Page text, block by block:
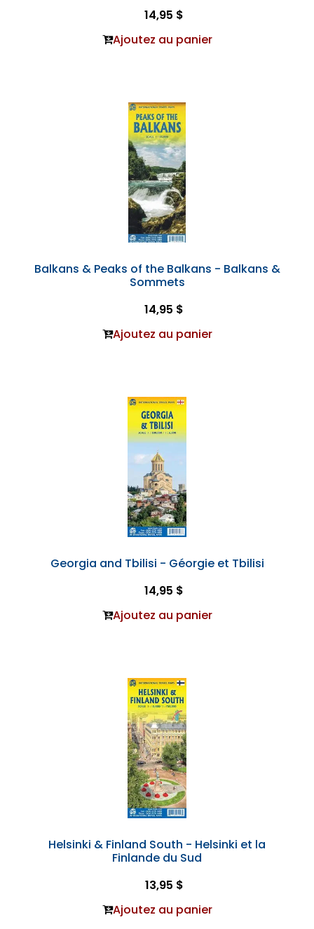
14,95 $
Ajoutez au panier
Balkans & Peaks of the Balkans - Balkans &
Sommets
14,95 $
Ajoutez au panier
Georgia and Tbilisi - Géorgie et Tbilisi
14,95 $
Ajoutez au panier
Helsinki & Finland South - Helsinki et la
Finlande du Sud
13,95 $
Ajoutez au panier